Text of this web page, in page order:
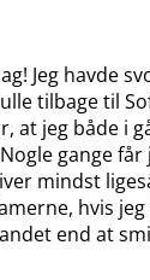
Jeg havde
tilbage til
at jeg både i
gange
mindst
hvis
end at